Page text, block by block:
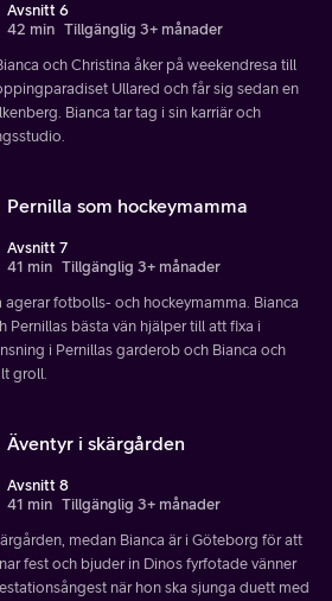
Avsnitt 6
42 min Tillgänglig 3+ månader
och Christina åker på weekendresa till
Ullared och får sig sedan en
Bianca tar tag i sin karriär och
Pernilla som hockeymamma
Avsnitt 7
41 min Tillgänglig 3+ månader
agerar fotbolls- och hockeymamma. Bianca
Pernillas bästa vän hjälper till att fixa i
i Pernillas garderob och Bianca och
groll.
Äventyr i skärgården
Avsnitt 8
41 min Tillgänglig 3+ månader
medan Bianca är i Göteborg för att
fest och bjuder in Dinos fyrfotade vänner
när hon ska sjunga duett med